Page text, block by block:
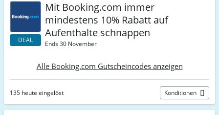
DEAL
Mit Booking.com immer
mindestens 10% Rabatt auf
Aufenthalte schnappen
Ends 30 November
Alle Booking.com Gutscheincodes anzeigen
135 heute eingelöst Konditionen